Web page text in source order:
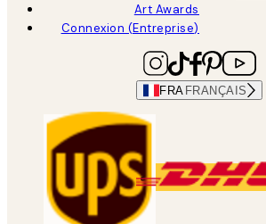
Art Awards
Connexion (Entreprise)
FRA FRANÇAIS